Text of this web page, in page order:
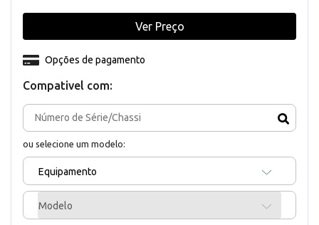
Compativel com:
ou selecione um modelo:
Equipamento
Modelo
Opções de pagamento
Ver Preço